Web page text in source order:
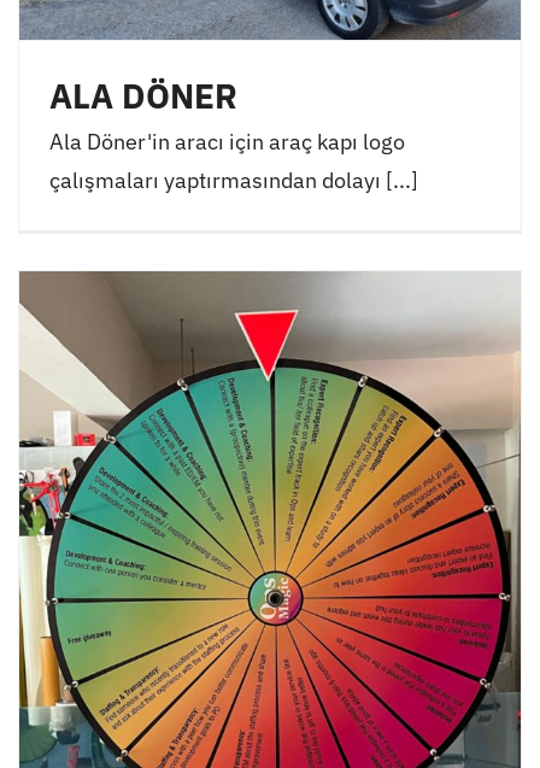
ALA DÖNER
Ala Döner'in aracı için araç kapı logo
çalışmaları yaptırmasından dolayı [...]